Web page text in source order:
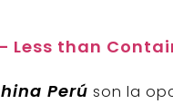
Less than
Perú son la